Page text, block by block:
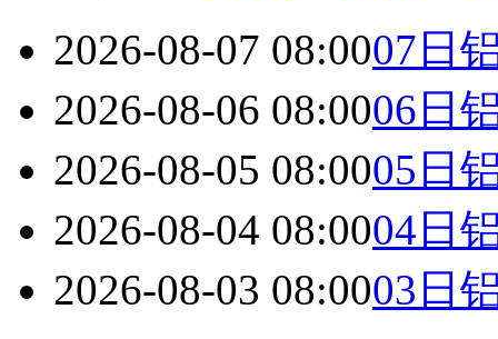
2026-08-07 08:0007日
2026-08-06 08:0006日
2026-08-05 08:0005日
2026-08-04 08:0004日
2026-08-03 08:0003日